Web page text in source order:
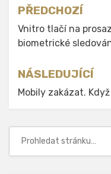
Navigace
pro
příspěvek
PŘEDCHOZÍ
Vnitro tlačí na
biometrické
NÁSLEDUJÍCÍ
Mobily zakázat.